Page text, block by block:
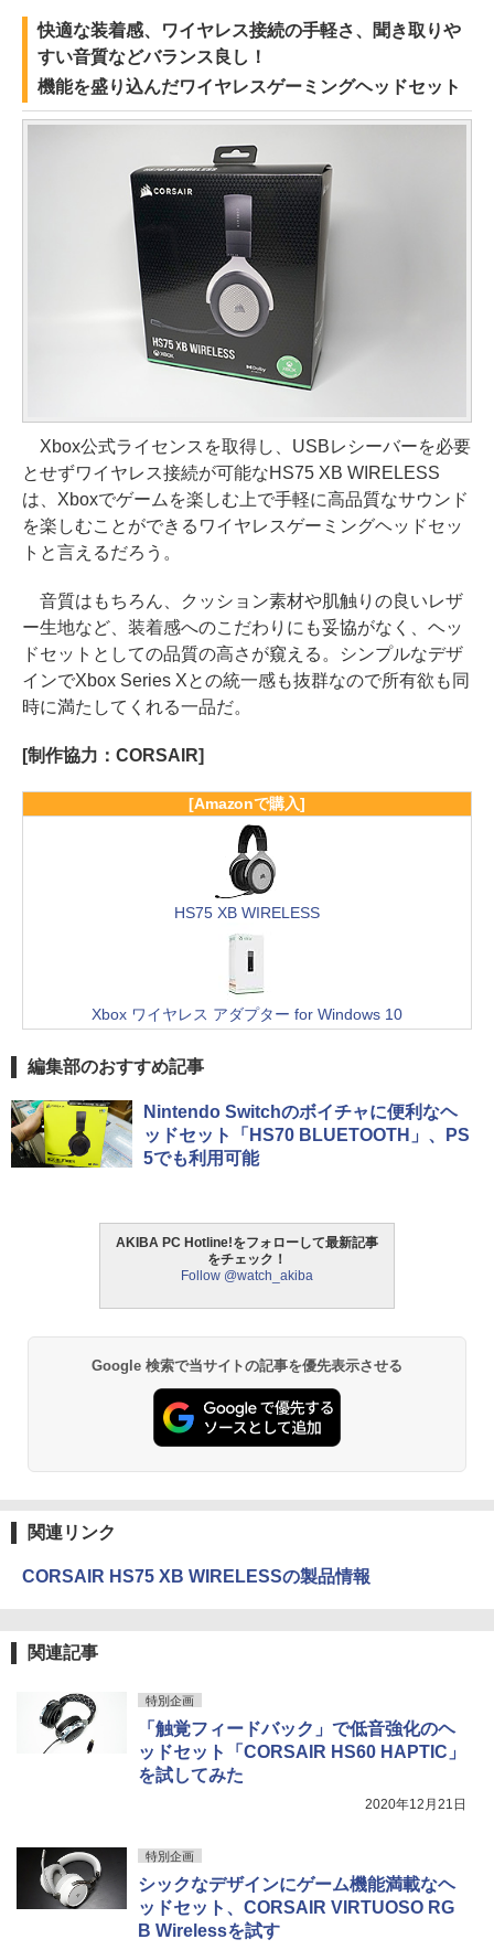
快適な装着感、ワイヤレス接続の手軽さ、聞き取りや
すい音質などバランス良し！
機能を盛り込んだワイヤレスゲーミングヘッドセット
Xbox公式ライセンスを取得し、USBレシーバーを必要
とせずワイヤレス接続が可能なHS75 XB WIRELESS
は、Xboxでゲームを楽しむ上で手軽に高品質なサウンド
を楽しむことができるワイヤレスゲーミングヘッドセッ
トと言えるだろう。
音質はもちろん、クッション素材や肌触りの良いレザ
ー生地など、装着感へのこだわりにも妥協がなく、ヘッ
ドセットとしての品質の高さが窺える。シンプルなデザ
インでXbox Series Xとの統一感も抜群なので所有欲も同
時に満たしてくれる一品だ。
[制作協力：CORSAIR]
[Amazonで購入]
HS75 XB WIRELESS
Xbox ワイヤレス アダプター for Windows 10
編集部のおすすめ記事
Nintendo Switchのボイチャに便利なヘ
ッドセット「HS70 BLUETOOTH」、PS
5でも利用可能
AKIBA PC Hotline!をフォローして最新記事
をチェック！
Follow @watch_akiba
Google 検索で当サイトの記事を優先表示させる
関連リンク
CORSAIR HS75 XB WIRELESSの製品情報
関連記事
特別企画
「触覚フィードバック」で低音強化のヘ
ッドセット「CORSAIR HS60 HAPTIC」
を試してみた
2020年12月21日
特別企画
シックなデザインにゲーム機能満載なヘ
ッドセット、CORSAIR VIRTUOSO RG
B Wirelessを試す